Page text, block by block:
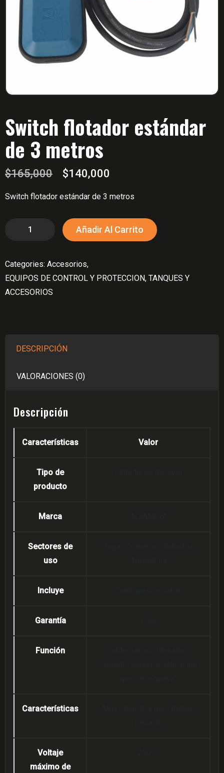
Switch flotador estándar
de 3 metros
$165,000
original
era:
$165,000.
$140,000
actual
es:
$140,000.
Switch flotador estándar de 3 metros
de
3
metros
Añadir Al Carrito
Categories: Accesorios,
EQUIPOS DE CONTROL Y PROTECCION, TANQUES Y
ACCESORIOS
DESCRIPCIÓN
VALORACIONES (0)
Descripción
Características Valor
Tipo de
producto
Marca
Sectores de
uso
Incluye
Garantía
Función
Características
Voltaje
máximo de